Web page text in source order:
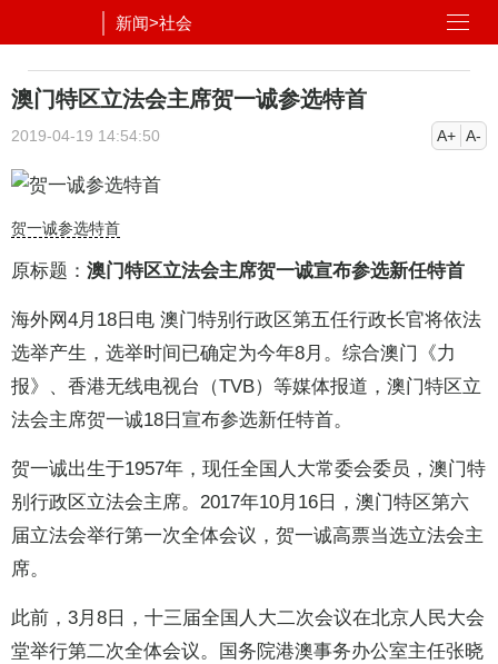
新闻>社会
澳门特区立法会主席贺一诚参选特首
2019-04-19 14:54:50 A+ A-
贺一诚参选特首
原标题： 澳门特区立法会主席贺一诚宣布参选新任特首
海外网4月18日电 澳门特别行政区第五任行政长官将依法
选举产生，选举时间已确定为今年8月。综合澳门《力
报》、香港无线电视台（TVB）等媒体报道，澳门特区立
法会主席贺一诚18日宣布参选新任特首。
贺一诚出生于1957年，现任全国人大常委会委员，澳门特
别行政区立法会主席。2017年10月16日，澳门特区第六
届立法会举行第一次全体会议，贺一诚高票当选立法会主
席。
此前，3月8日，十三届全国人大二次会议在北京人民大会
堂举行第二次全体会议。国务院港澳事务办公室主任张晓